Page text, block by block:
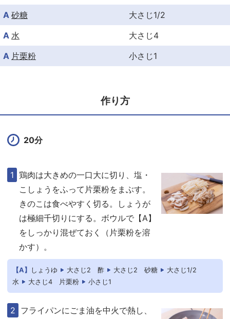
A 砂糖
大さじ1/2
A 水
大さじ4
A 片栗粉 小さじ1
作り方
20分
鶏肉は大きめの一口大に切り、塩・
こしょうをふって片栗粉をまぶす。
きのこは食べやすく切る。しょうが
は極細千切りにする。ボウルで【A】
をしっかり混ぜておく（片栗粉を溶
かす）。
【A】 しょうゆ 大さじ2 酢 大さじ2 砂糖
大さじ1/2
水
大さじ4 片栗粉 小さじ1
フライパンにごま油を中火で熱し、